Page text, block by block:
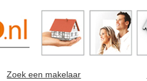
Zoek een makelaar